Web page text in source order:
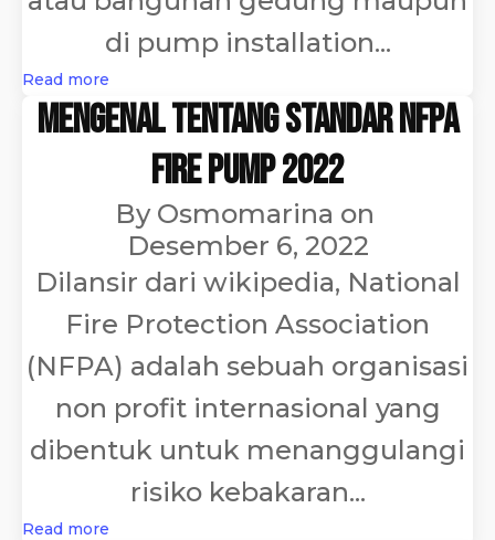
di pump installation...
Read more
Mengenal Tentang Standar NFPA
Fire Pump 2022
By Osmomarina on
Desember 6, 2022
Dilansir dari wikipedia, National
Fire Protection Association
(NFPA) adalah sebuah organisasi
non profit internasional yang
dibentuk untuk menanggulangi
risiko kebakaran...
Read more